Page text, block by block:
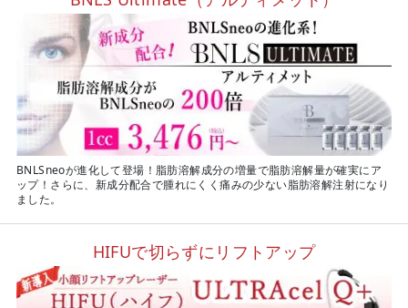
BNLSneoが進化して登場！脂肪溶解成分の増量で脂肪溶解量が確実にア
ップ！さらに、新成分配合で腫れにくく痛みの少ない脂肪溶解注射になり
ました。
HIFUで切らずにリフトアップ